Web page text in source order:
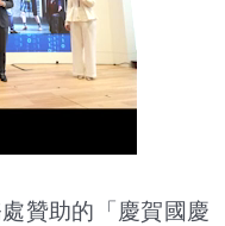
贊助的「慶賀國慶